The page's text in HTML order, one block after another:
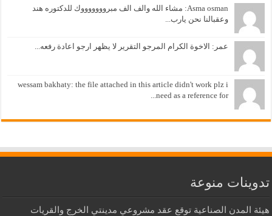
Asma osman: مشاء الله والف الف مبروووووووك للدكتوره هند
وعقبالنا نحن يارب...
عمر: الاخوة الكرام المرجو التقرير لا يظهر ارجو اعادة رفعه...
wessam bakhaty: the file attached in this article didn't work plz i
need as a reference for...
تدوينات منوعة
هيئة المدن الصناعية توقع عقد مشروعي مدينتي الخرج والقريات